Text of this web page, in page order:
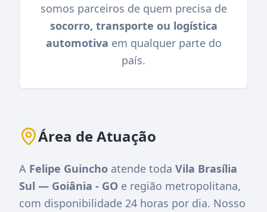
somos parceiros de quem precisa de
socorro, transporte ou logística
automotiva em qualquer parte do
país.
Área de Atuação
A Felipe Guincho atende toda Vila Brasília
Sul — Goiânia - GO e região metropolitana,
com disponibilidade 24 horas por dia. Nosso